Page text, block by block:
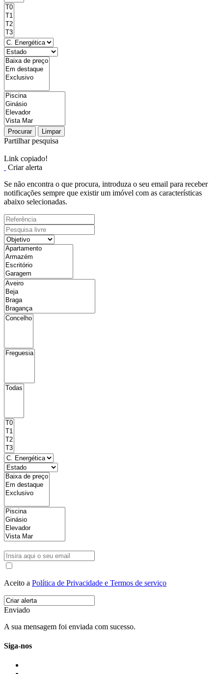
Procurar Limpar
Partilhar pesquisa
Link copiado!
Criar alerta
Se não encontra o que procura, introduza o seu email para receber
notificações sempre que existir um imóvel com as características
abaixo selecionadas.
Aceito a Política de Privacidade e Termos de serviço
Enviado
A sua mensagem foi enviada com sucesso.
Siga-nos